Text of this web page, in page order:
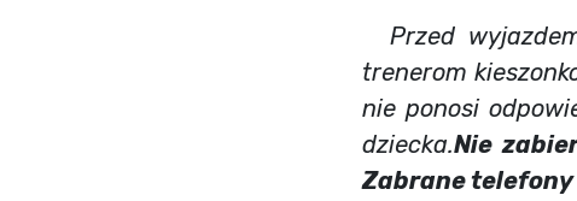
Przed
trenerom
nie ponosi
dziecka.Nie
Zabrane